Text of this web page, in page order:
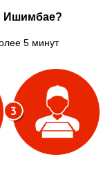
Ишимбае?
5 минут